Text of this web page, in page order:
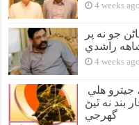
4 weeks ago
جو نه پر
راشدي
4 weeks ago
بند نه ٿيڻ
گهرجي